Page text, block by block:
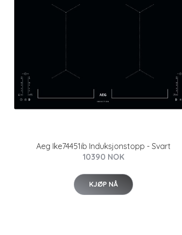
Aeg Ike74451ib Induksjonstopp - Svart
10390 NOK
KJØP NÅ